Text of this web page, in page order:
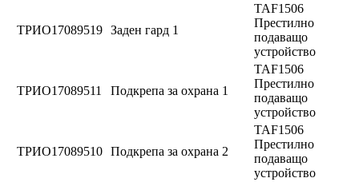
ТРИО17089519 Заден гард 1
TAF1506
Престилно
подаващо
устройство
ТРИО17089511 Подкрепа за охрана 1
TAF1506
Престилно
подаващо
устройство
ТРИО17089510 Подкрепа за охрана 2
TAF1506
Престилно
подаващо
устройство